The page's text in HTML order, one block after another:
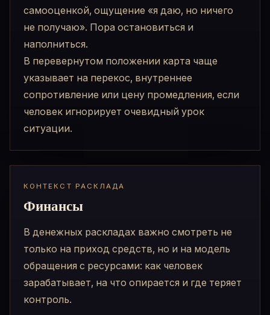
самооценкой, ощущение «я даю, но ничего
не получаю». Пора остановиться и
наполниться.
В перевернутом положении карта чаще
указывает на перекос, внутреннее
сопротивление или цену промедления, если
человек игнорирует очевидный урок
ситуации.
КОНТЕКСТ РАСКЛАДА
Финансы
В денежных раскладах важно смотреть не
только на приход средств, но и на модель
обращения с ресурсами: как человек
зарабатывает, на что опирается и где теряет
контроль.